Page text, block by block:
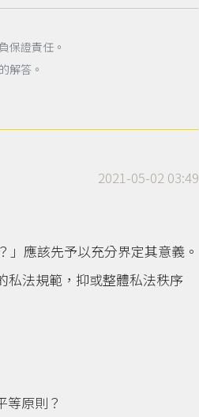
保證責任。
解答。
2021-05-02 03:49
」應該先予以充分界定其意義。
私法規範，抑或整體私法秩序
等原則？